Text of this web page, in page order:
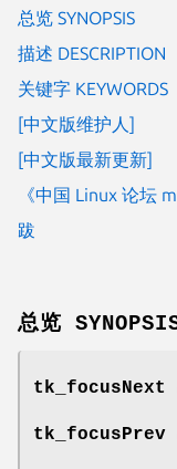
总览 SYNOPSIS
描述 DESCRIPTION
关键字 KEYWORDS
[中文版维护人]
[中文版最新更新]
《中国 Linux 论坛
跋
总览
tk_focusNext
tk_focusPrev